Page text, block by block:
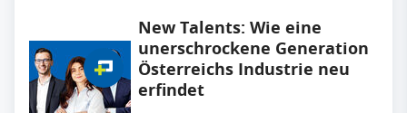
New Talents: Wie eine
unerschrockene Generation
Österreichs Industrie neu
erfindet